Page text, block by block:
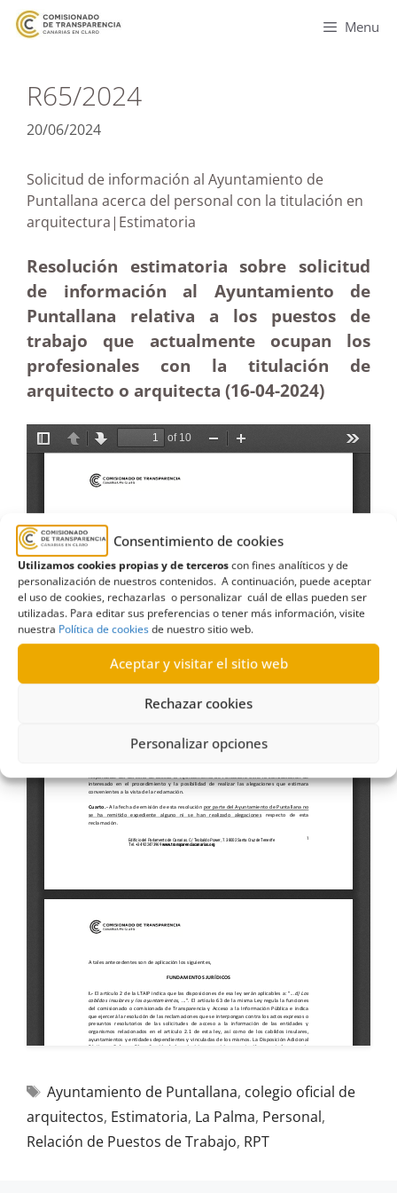
Consentimiento de cookies
Utilizamos cookies propias y de terceroscon fines analíticos y de
personalización de nuestros contenidos. A continuación, puede aceptar
el uso de cookies, rechazarlas o personalizar cuál de ellas pueden ser
utilizadas. Para editar sus preferencias o tener más información, visite
nuestra Política de cookiesde nuestro sitio web.
Aceptar y visitar el sitio web
Rechazar cookies
Personalizar opciones
Menu
R65/2024
20/06/2024
Solicitud de información al Ayuntamiento de
Puntallana acerca del personal con la titulación en
arquitectura|Estimatoria
Resolución estimatoria sobre solicitud
de información al Ayuntamiento de
Puntallana relativa a los puestos de
trabajo que actualmente ocupan los
profesionales con la titulación de
arquitecto o arquitecta (16-04-2024)
Ayuntamiento de Puntallana, colegio oficial de
arquitectos, Estimatoria, La Palma, Personal,
Relación de Puestos de Trabajo, RPT